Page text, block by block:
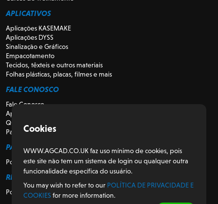
APLICATIVOS
Aplicações KASEMAKE
Aplicações DYSS
Sinalização e Gráficos
Empacotamento
Tecidos, têxteis e outros materiais
Folhas plásticas, placas, filmes e mais
FALE CONOSCO
Fale Conosco
Apoio
Quem somos
Para Revendedores
PARA CLIENTES
Portal do Cliente
REGULATÓRIO
Política de Privacidade e Cookies
Cookies
WWW.AGCAD.CO.UK faz uso mínimo de cookies, pois
este site não tem um sistema de login ou qualquer outra
funcionalidade específica do usuário.
You may wish to refer to our POLÍTICA DE PRIVACIDADE E
COOKIES for more information.